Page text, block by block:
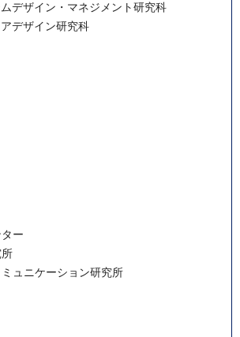
デザイン・マネジメント研究科
デザイン研究科
ー
ミュニケーション研究所